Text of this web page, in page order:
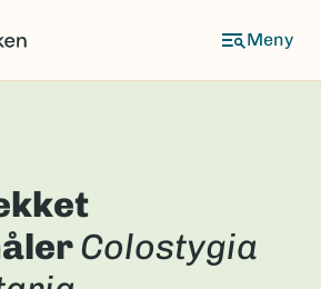
Colostygia